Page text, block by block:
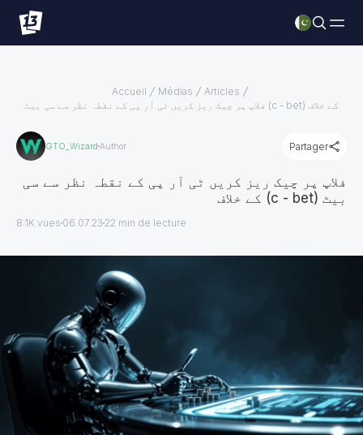
Accueil Médias
Articles
فلاپ پر چیک ریز کریں ٹی آر پی کے نقطہ نظر سے سی بیٹ (c - bet) کے خلاف
GTO_Wizard Author Partager
فلاپ پر چیک ریز کریں ٹی آر پی کے نقطہ نظر سے سی
بیٹ (c - bet) کے خلاف
8.1K vues 06.07.23 22 min de lecture